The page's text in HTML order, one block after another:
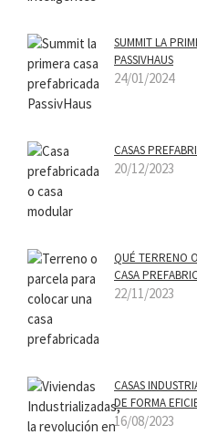
SUMMIT LA
PASSIVHAUS
24/01/2024
CASAS
20/12/2023
QUÉ TERRENO
CASA
22/11/2023
CASAS
DE FORMA
16/08/2023